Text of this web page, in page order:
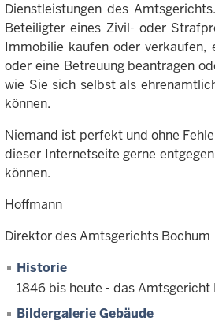
Dienstleistungen des
Beteiligter eines Zivil- oder
Immobilie kaufen oder verkaufen,
oder eine Betreuung beantragen
wie Sie sich selbst als
können.
Niemand ist perfekt und ohne
dieser Internetseite gerne
können.
Hoffmann
Direktor des Amtsgerichts Bochum
Historie
1846 bis heute - das
Bildergalerie Gebäude